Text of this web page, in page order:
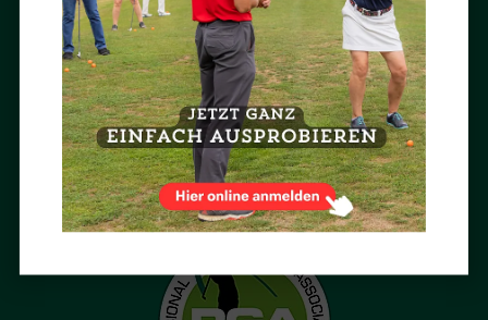
Im Achimer Golfclub ausgezeichnet Golf spielen und Golf lernen.